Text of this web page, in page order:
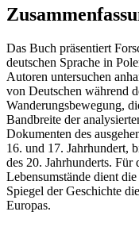
Das Buch präsentiert
deutschen Sprache in
Autoren untersuchen
von Deutschen während
Wanderungsbewegung,
Bandbreite der
Dokumenten des
16. und 17. Jahrhundert,
des 20. Jahrhunderts. Für
Lebensumstände dient
Spiegel der Geschichte
Europas.